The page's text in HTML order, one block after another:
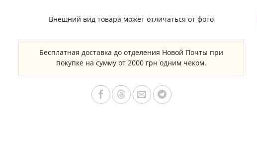
Внешний вид товара может отличаться от фото
Бесплатная доставка до отделения Новой Почты при
покупке на сумму от 2000 грн одним чеком.